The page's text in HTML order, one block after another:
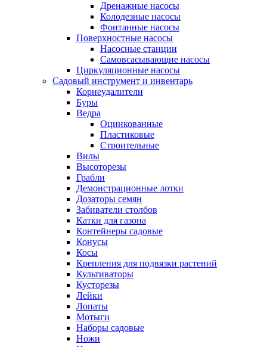
Дренажные насосы
Колодезные насосы
Фонтанные насосы
Поверхностные насосы
Насосные станции
Самовсасывающие насосы
Циркуляционные насосы
Садовый инструмент и инвентарь
Корнеудалители
Буры
Ведра
Оцинкованные
Пластиковые
Строительные
Вилы
Высоторезы
Грабли
Демонстрационные лотки
Дозаторы семян
Забиватели столбов
Катки для газона
Контейнеры садовые
Конусы
Косы
Крепления для подвязки растений
Культиваторы
Кусторезы
Лейки
Лопаты
Мотыги
Наборы садовые
Ножи